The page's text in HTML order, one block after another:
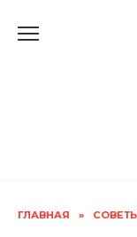
ГЛАВНАЯ »